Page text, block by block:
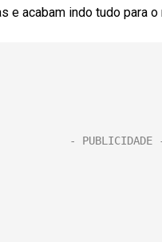
e acabam indo tudo para o